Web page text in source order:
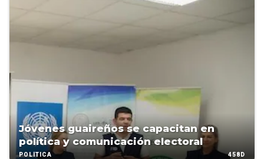
Jóvenes guaireños se capacitan en
política y comunicación electoral
POLÍTICA 458D